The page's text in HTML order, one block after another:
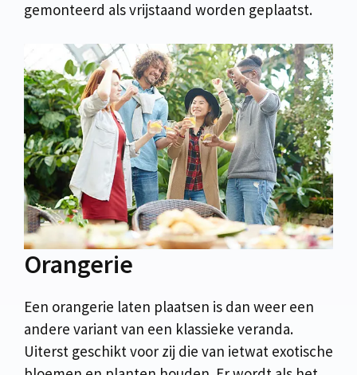
gemonteerd als vrijstaand worden geplaatst.
Orangerie
Een orangerie laten plaatsen is dan weer een
andere variant van een klassieke veranda.
Uiterst geschikt voor zij die van ietwat exotische